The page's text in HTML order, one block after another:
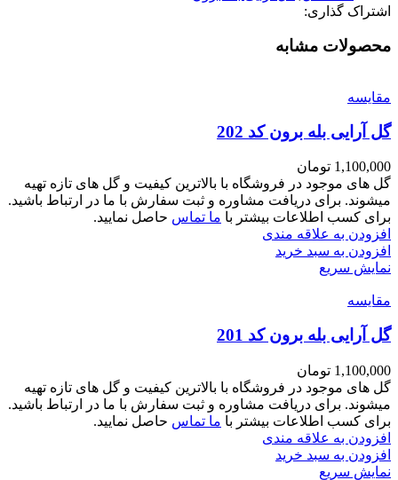
اشتراک گذاری:
محصولات مشابه
مقايسه
گل آرایی بله برون کد 202
1,100,000 تومان
گل های موجود در فروشگاه با بالاترین کیفیت و گل های تازه تهیه
میشوند. برای دریافت مشاوره و ثبت سفارش با ما در ارتباط باشید.
برای کسب اطلاعات بیشتر با ما تماس حاصل نمایید.
افزودن به علاقه مندی
افزودن به سبد خرید
نمایش سریع
مقايسه
گل آرایی بله برون کد 201
1,100,000 تومان
گل های موجود در فروشگاه با بالاترین کیفیت و گل های تازه تهیه
میشوند. برای دریافت مشاوره و ثبت سفارش با ما در ارتباط باشید.
برای کسب اطلاعات بیشتر با ما تماس حاصل نمایید.
افزودن به علاقه مندی
افزودن به سبد خرید
نمایش سریع